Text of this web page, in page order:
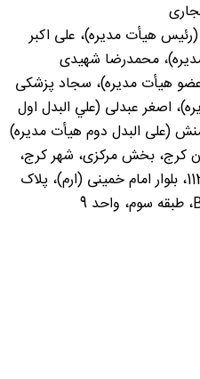
هیأت مدیره)، علی اکبر
محمدرضا شهیدی
هیأت مدیره)، سجاد پزشکی
اصغر عبدلی (علي البدل اول
(علی البدل دوم هیأت مدیره)
کرج، بخش مرکزی، شهر کرج،
محله مهرشهر فاز1، خیابان 113، بلوار امام خمینی (ارم)، پلاک